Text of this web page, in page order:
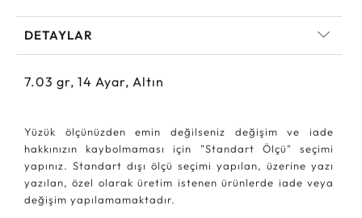
DETAYLAR
7.03 gr, 14 Ayar, Altın
Yüzük ölçünüzden emin değilseniz değişim ve iade
hakkınızın kaybolmaması için "Standart Ölçü" seçimi
yapınız. Standart dışı ölçü seçimi yapılan, üzerine yazı
yazılan, özel olarak üretim istenen ürünlerde iade veya
değişim yapılamamaktadır.